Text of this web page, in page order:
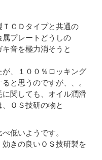
ＣＤタイプと共通の
プレートどうしの
音を極力消そうと
、１００％ロッキング
と思うのですが、、。
関しても、オイル潤滑
ＯＳ技研の物と
低いようです。
きの良いＯＳ技研製を